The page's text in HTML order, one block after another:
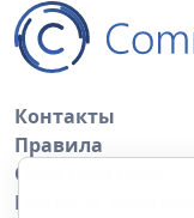
Контакты
Правила
Обратная связь
Правила